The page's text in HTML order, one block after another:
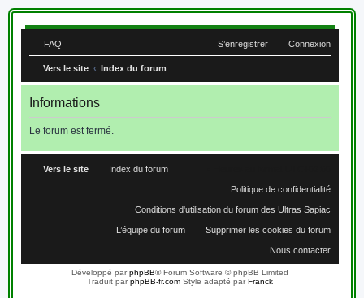
FAQ Connexion
S’enregistrer
Vers le site Index du forum
Informations
Le forum est fermé.
Vers le site Index du forum
Politique de confidentialité
Conditions d'utilisation du forum des Ultras Sapiac
Supprimer les cookies du forum
L’équipe du forum
Nous contacter
Développé parphpBB® Forum Software © phpBB Limited
Traduit parphpBB-fr.comStyle adapté parFranck